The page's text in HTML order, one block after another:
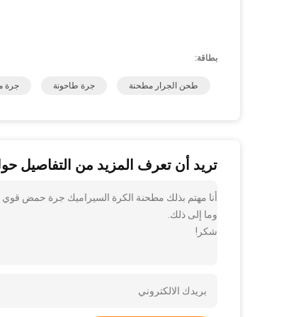
بطاقة:
طحن الجرار مطحنة جرة طاحونة جرة
تريد أن تعرف المزيد من التفاصيل
أنا مهتم بذلك مطحنة الكرة السيراميك جرة حمض قوي
وما إلى ذلك.
شكر!